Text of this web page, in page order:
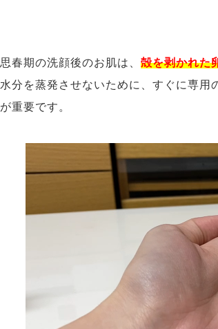
思春期の洗顔後のお肌は、 殻を剥かれた
水分を蒸発させないために、すぐに専用
が重要です。